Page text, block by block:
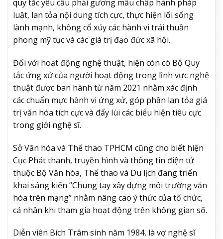
quy tắc yêu cầu phải gương mẫu chấp hành pháp
luật, lan tỏa nội dung tích cực, thực hiện lối sống
lành mạnh, không cổ xúy các hành vi trái thuần
phong mỹ tục và các giá trị đạo đức xã hội.
Đối với hoạt động nghệ thuật, hiện còn có Bộ Quy
tắc ứng xử của người hoạt động trong lĩnh vực nghệ
thuật được ban hành từ năm 2021 nhằm xác định
các chuẩn mực hành vi ứng xử, góp phần lan tỏa giá
trị văn hóa tích cực và đẩy lùi các biểu hiện tiêu cực
trong giới nghệ sĩ.
Sở Văn hóa và Thể thao TPHCM cũng cho biết hiện
Cục Phát thanh, truyền hình và thông tin điện tử
thuộc Bộ Văn hóa, Thể thao và Du lịch đang triển
khai sáng kiến “Chung tay xây dựng môi trường văn
hóa trên mạng” nhằm nâng cao ý thức của tổ chức,
cá nhân khi tham gia hoạt động trên không gian số.
Diễn viên Bích Trâm sinh năm 1984, là vợ nghệ sĩ